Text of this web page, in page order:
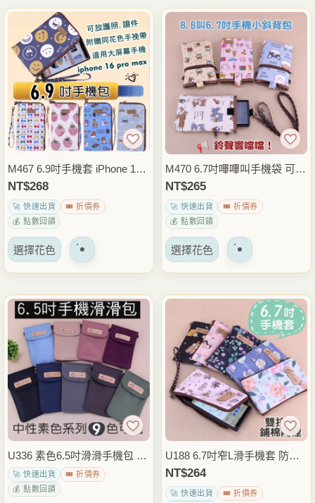
有
多
種
變
體。
可
以
在
產
頁
上
擇
有
多
種
變
體。
可
以
在
產
頁
上
擇
M467 6.9吋手機套 iPhone 17
Pro Max手機包 單拉鍊手機收
納包 6.8吋6.7吋適用 外出通勤
隨身包 雨朵防水包
NT$268
🚀 快速出貨
🎟️ 折價券
💰 點數回饋
選擇花色 該
有
多
種
體。
可
在
產
面
M470 6.7吋嗶嗶叫手機袋 可拆
斜背帶手機包 防潑水小側背包
悠遊卡感應卡收納 包內隨身收
納包 雨朵防水包
NT$265
🚀 快速出貨
🎟️ 折價券
💰 點數回饋
選擇花色 該
有
種
變
體。
可
以
在
產
頁
上
U336 素色6.5吋滑滑手機包 防
潑水手機套 可拆斜背帶手機包
觸控手機收納包 雨朵防水包
🚀 快速出貨
🎟️ 折價券
💰 點數回饋
U188 6.7吋窄L滑手機套 防水
布手挽手機包 錢包 證件護照
收納包 手拿包 雨朵防水包
NT$264
🚀 快速出貨 🎟️ 折價券